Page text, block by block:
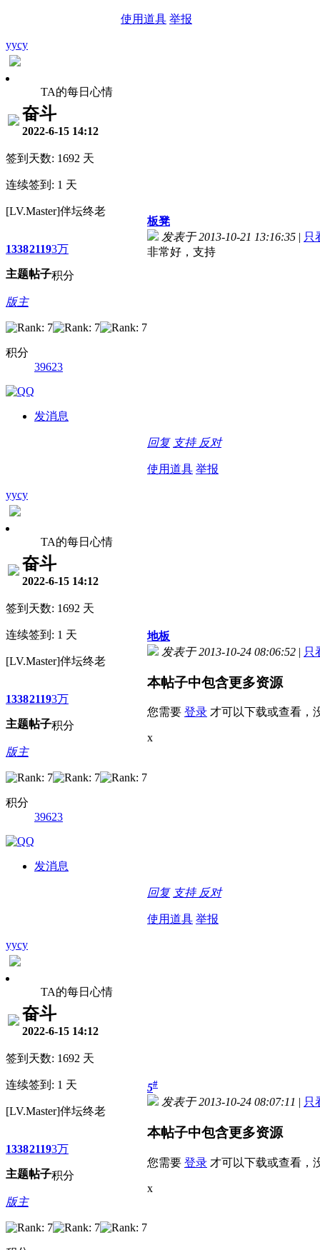
使用道具 举报
yycy
TA的每日心情
奋斗
2022-6-15 14:12
签到天数: 1692 天
连续签到: 1 天
[LV.Master]伴坛终老
1338
主题
2119
帖子
3万
积分
版主
积分
39623
发消息
板凳
发表于 2013-10-21 13:16:35 | 只
非常好，支持
回复 支持 反对
使用道具 举报
yycy
TA的每日心情
奋斗
2022-6-15 14:12
签到天数: 1692 天
连续签到: 1 天
[LV.Master]伴坛终老
1338
主题
2119
帖子
3万
积分
版主
积分
39623
发消息
地板
发表于 2013-10-24 08:06:52 | 只
本帖子中包含更多资源
您需要 登录 才可以下载或查看，
x
回复 支持 反对
使用道具 举报
yycy
TA的每日心情
奋斗
2022-6-15 14:12
签到天数: 1692 天
连续签到: 1 天
[LV.Master]伴坛终老
1338
主题
2119
帖子
3万
积分
版主
5#
发表于 2013-10-24 08:07:11 | 只
本帖子中包含更多资源
您需要 登录 才可以下载或查看，
x